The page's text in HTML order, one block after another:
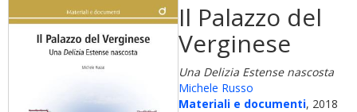
Il Palazzo del
Verginese
Una Delizia Estense nascosta
Michele Russo
Materiali e documenti, 2018